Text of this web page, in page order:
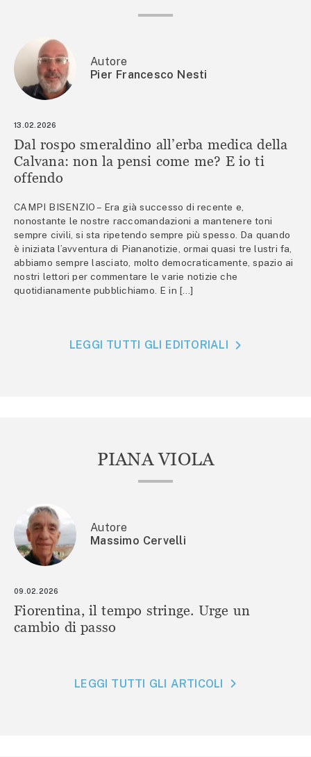
Autore
Pier Francesco Nesti
13.02.2026
Dal rospo smeraldino all’erba medica della
Calvana: non la pensi come me? E io ti
offendo
CAMPI BISENZIO – Era già successo di recente e,
nonostante le nostre raccomandazioni a mantenere toni
sempre civili, si sta ripetendo sempre più spesso. Da quando
è iniziata l’avventura di Piananotizie, ormai quasi tre lustri fa,
abbiamo sempre lasciato, molto democraticamente, spazio ai
nostri lettori per commentare le varie notizie che
quotidianamente pubblichiamo. E in […]
LEGGI TUTTI GLI EDITORIALI
PIANA VIOLA
Autore
Massimo Cervelli
09.02.2026
Fiorentina, il tempo stringe. Urge un
cambio di passo
LEGGI TUTTI GLI ARTICOLI